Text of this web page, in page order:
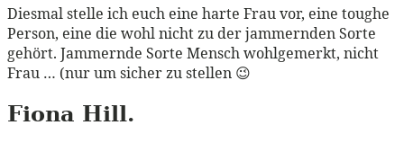
Diesmal stelle ich euch eine harte Frau vor, eine toughe
Person, eine die wohl nicht zu der jammernden Sorte
gehört. Jammernde Sorte Mensch wohlgemerkt, nicht
Frau … (nur um sicher zu stellen 😉
Fiona Hill.